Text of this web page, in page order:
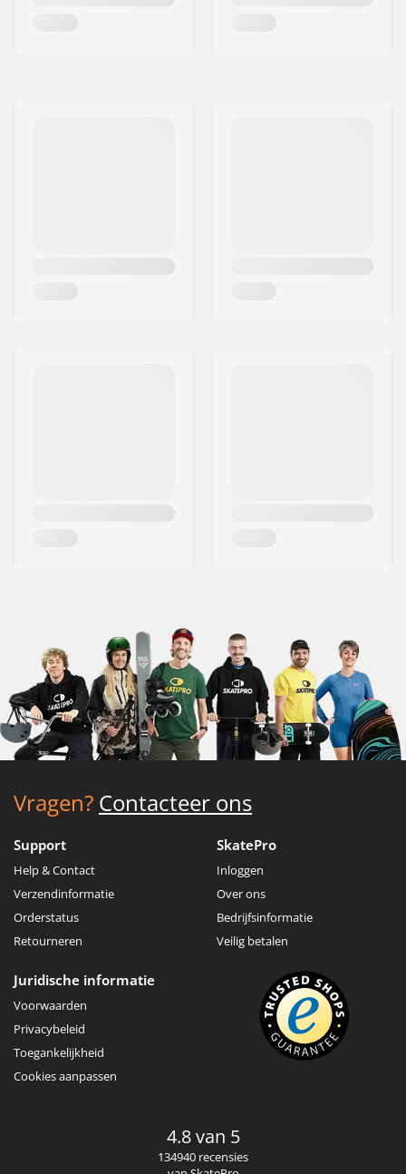
Vragen? Contacteer ons
Support
Help & Contact
Verzendinformatie
Orderstatus
Retourneren
SkatePro
Inloggen
Over ons
Bedrijfsinformatie
Veilig betalen
Juridische informatie
Voorwaarden
Privacybeleid
Toegankelijkheid
Cookies aanpassen
4.8 van 5
134940 recensies